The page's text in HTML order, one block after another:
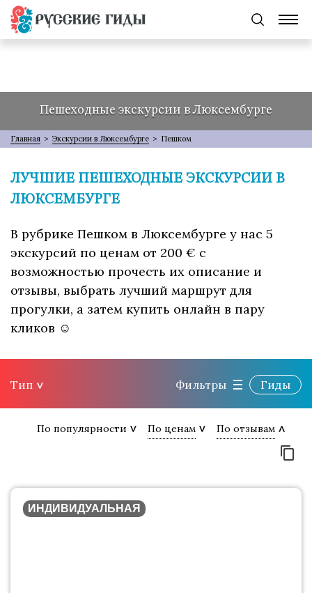
Пешеходные экскурсии в Люксембурге
Главная > Экскурсии в Люксембурге > Пешком
ЛУЧШИЕ ПЕШЕХОДНЫЕ ЭКСКУРСИИ В
ЛЮКСЕМБУРГЕ
В рубрике Пешком в Люксембурге у нас 5
экскурсий по ценам от 200 € с
возможностью прочесть их описание и
отзывы, выбрать лучший маршрут для
прогулки, а затем купить онлайн в пару
кликов ☺
Тип Фильтры Гиды
По популярности По ценам По отзывам
ИНДИВИДУАЛЬНАЯ